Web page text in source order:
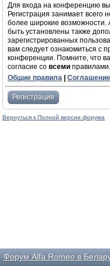
Для входа на конференцию
Регистрация занимает всего
более широкие возможности.
быть установлены также
зарегистрированных
вам следует ознакомиться с
конференции. Помните, что
согласие со всеми правилами.
Общие правила
Регистрация
Вернуться к Полной версии форума
Форум Alfa Romeo в